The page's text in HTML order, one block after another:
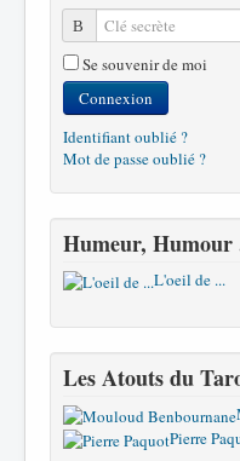
Clé secrète
Se souvenir de moi
Connexion
Identifiant oublié ?
Mot de passe oublié ?
Humeur, Humour
L'oeil de ...
Les Atouts du
Pierre